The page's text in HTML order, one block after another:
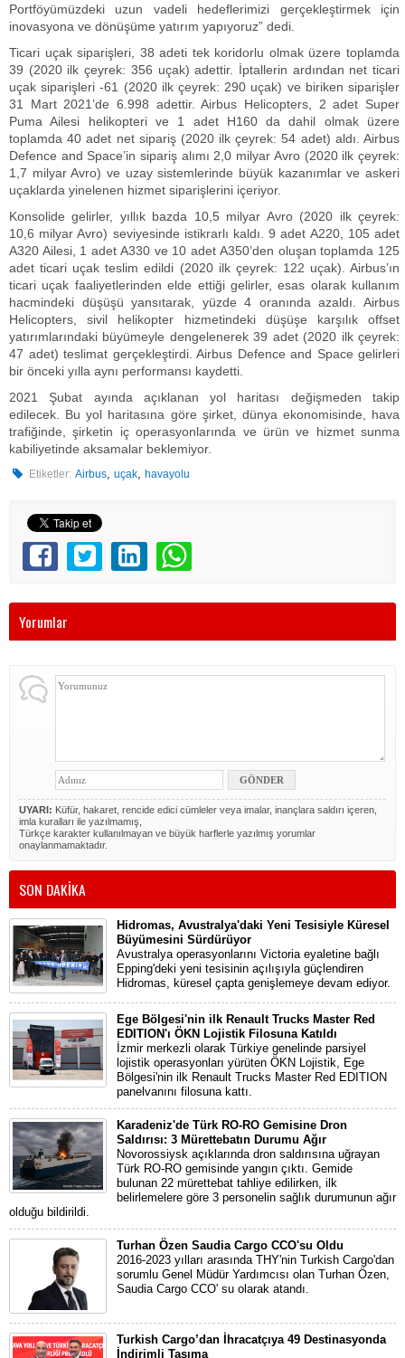
Portföyümüzdeki uzun vadeli hedeflerimizi gerçekleştirmek için
inovasyona ve dönüşüme yatırım yapıyoruz” dedi.
Ticari uçak siparişleri, 38 adeti tek koridorlu olmak üzere toplamda
39 (2020 ilk çeyrek: 356 uçak) adettir. İptallerin ardından net ticari
uçak siparişleri -61 (2020 ilk çeyrek: 290 uçak) ve biriken siparişler
31 Mart 2021’de 6.998 adettir. Airbus Helicopters, 2 adet Super
Puma Ailesi helikopteri ve 1 adet H160 da dahil olmak üzere
toplamda 40 adet net sipariş (2020 ilk çeyrek: 54 adet) aldı. Airbus
Defence and Space’in sipariş alımı 2,0 milyar Avro (2020 ilk çeyrek:
1,7 milyar Avro) ve uzay sistemlerinde büyük kazanımlar ve askeri
uçaklarda yinelenen hizmet siparişlerini içeriyor.
Konsolide gelirler, yıllık bazda 10,5 milyar Avro (2020 ilk çeyrek:
10,6 milyar Avro) seviyesinde istikrarlı kaldı. 9 adet A220, 105 adet
A320 Ailesi, 1 adet A330 ve 10 adet A350’den oluşan toplamda 125
adet ticari uçak teslim edildi (2020 ilk çeyrek: 122 uçak). Airbus’ın
ticari uçak faaliyetlerinden elde ettiği gelirler, esas olarak kullanım
hacmindeki düşüşü yansıtarak, yüzde 4 oranında azaldı. Airbus
Helicopters, sivil helikopter hizmetindeki düşüşe karşılık offset
yatırımlarındaki büyümeyle dengelenerek 39 adet (2020 ilk çeyrek:
47 adet) teslimat gerçekleştirdi. Airbus Defence and Space gelirleri
bir önceki yılla aynı performansı kaydetti.
2021 Şubat ayında açıklanan yol haritası değişmeden takip
edilecek. Bu yol haritasına göre şirket, dünya ekonomisinde, hava
trafiğinde, şirketin iç operasyonlarında ve ürün ve hizmet sunma
kabiliyetinde aksamalar beklemiyor.
Etiketler: Airbus,uçak,havayolu
Yorumlar
UYARI: Küfür, hakaret, rencide edici cümleler veya imalar, inançlara saldırı içeren,
imla kuralları ile yazılmamış,
Türkçe karakter kullanılmayan ve büyük harflerle yazılmış yorumlar
onaylanmamaktadır.
SON DAKİKA
Hidromas, Avustralya'daki Yeni Tesisiyle Küresel
Büyümesini Sürdürüyor
Avustralya operasyonlarını Victoria eyaletine bağlı
Epping'deki yeni tesisinin açılışıyla güçlendiren
Hidromas, küresel çapta genişlemeye devam ediyor.
Ege Bölgesi'nin ilk Renault Trucks Master Red
EDITION'ı ÖKN Lojistik Filosuna Katıldı
İzmir merkezli olarak Türkiye genelinde parsiyel
lojistik operasyonları yürüten ÖKN Lojistik, Ege
Bölgesi'nin ilk Renault Trucks Master Red EDITION
panelvanını filosuna kattı.
Karadeniz'de Türk RO-RO Gemisine Dron
Saldırısı: 3 Mürettebatın Durumu Ağır
Novorossiysk açıklarında dron saldırısına uğrayan
Türk RO-RO gemisinde yangın çıktı. Gemide
bulunan 22 mürettebat tahliye edilirken, ilk
belirlemelere göre 3 personelin sağlık durumunun ağır
olduğu bildirildi.
Turhan Özen Saudia Cargo CCO'su Oldu
2016-2023 yılları arasında THY'nin Turkish Cargo'dan
sorumlu Genel Müdür Yardımcısı olan Turhan Özen,
Saudia Cargo CCO' su olarak atandı.
Turkish Cargo’dan İhracatçıya 49 Destinasyonda
İndirimli Taşıma